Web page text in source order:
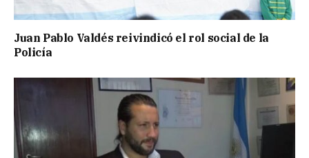
Juan Pablo Valdés reivindicó el rol social de la
Policía